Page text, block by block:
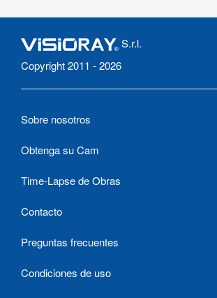
S.r.l.
Copyright 2011 - 2026
Sobre nosotros
Obtenga su Cam
Time-Lapse de Obras
Contacto
Preguntas frecuentes
Condiciones de uso